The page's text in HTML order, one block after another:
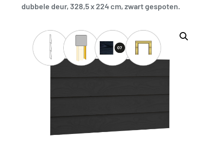
dubbele deur, 328,5 x 224 cm, zwart gespoten.